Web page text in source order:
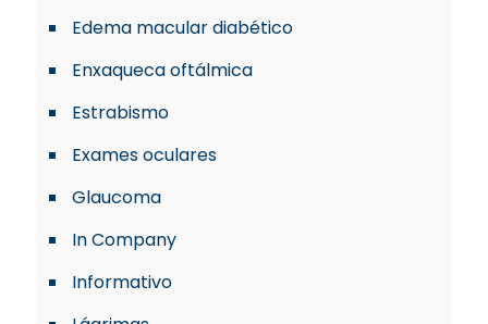
Edema macular diabético
Enxaqueca oftálmica
Estrabismo
Exames oculares
Glaucoma
In Company
Informativo